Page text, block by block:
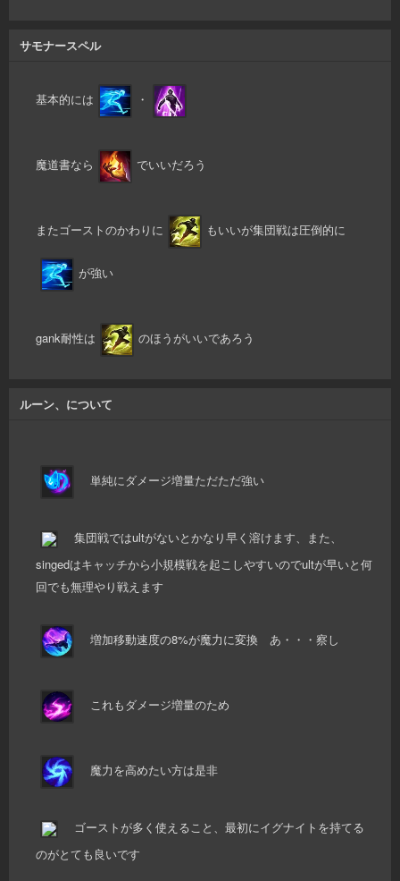
サモナースペル
基本的には ・
魔道書なら でいいだろう
またゴーストのかわりに もいいが集団戦は圧倒的に
が強い
gank耐性は のほうがいいであろう
ルーン、について
単純にダメージ増量ただただ強い
集団戦ではultがないとかなり早く溶けます、また、
singedはキャッチから小規模戦を起こしやすいのでultが早いと何
回でも無理やり戦えます
増加移動速度の8%が魔力に変換 あ・・・察し
これもダメージ増量のため
魔力を高めたい方は是非
ゴーストが多く使えること、最初にイグナイトを持てる
のがとても良いです